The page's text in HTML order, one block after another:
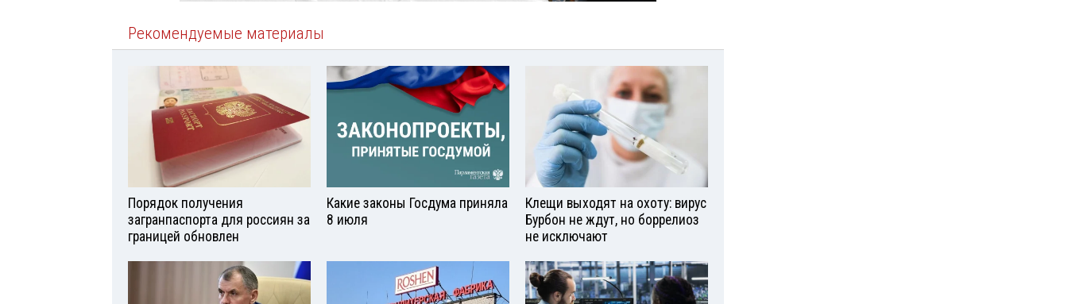
Рекомендуемые материалы
Порядок получения
загранпаспорта для россиян за
границей обновлен
Какие законы Госдума приняла
8 июля
Клещи выходят на охоту: вирус
Бурбон не ждут, но боррелиоз
не исключают